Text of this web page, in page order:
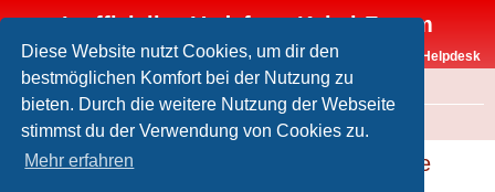
Diese Website nutzt Cookies, um dir den
bestmöglichen Komfort bei der Nutzung zu
bieten. Durch die weitere Nutzung der Webseite
stimmst du der Verwendung von Cookies zu.
Mehr erfahren
Inoffizielles Vodafone-Kabel-Forum
Vodafone-Kabel-Helpdesk
FAQ
Foren-Übersicht Offtopic Andere Vodafone-Produkte
Mobilfunk bei Vodafone: Via OpenVPN eine